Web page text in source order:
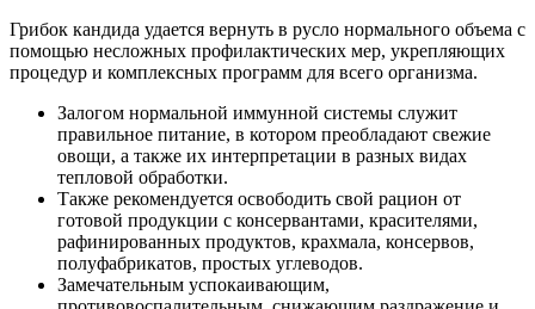
Грибок кандида удается вернуть в русло нормального объема с
помощью несложных профилактических мер, укрепляющих
процедур и комплексных программ для всего организма.
Залогом нормальной иммунной системы служит
правильное питание, в котором преобладают свежие
овощи, а также их интерпретации в разных видах
тепловой обработки.
Также рекомендуется освободить свой рацион от
готовой продукции с консервантами, красителями,
рафинированных продуктов, крахмала, консервов,
полуфабрикатов, простых углеводов.
Замечательным успокаивающим,